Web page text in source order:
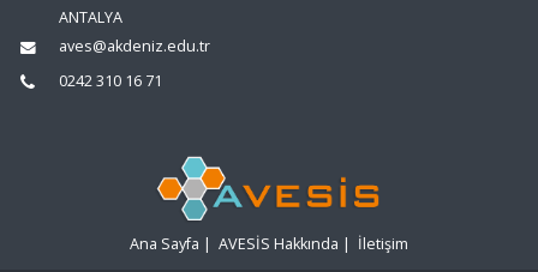
ANTALYA
aves@akdeniz.edu.tr
0242 310 16 71
Ana Sayfa | AVESİS Hakkında | İletişim